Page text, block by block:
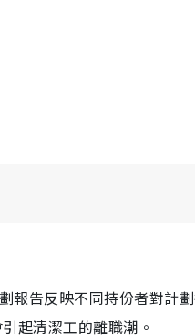
報告反映不同持份者對計
起清潔工的離職潮。